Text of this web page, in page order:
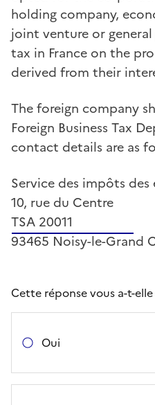
holding company,
joint venture or
tax in France on the
derived from their
The foreign company
Foreign Business Tax
contact details are as
Service des impôts des
10, rue du Centre
TSA 20011
93465 Noisy-le-Grand
Cette réponse vous a-t-
Oui